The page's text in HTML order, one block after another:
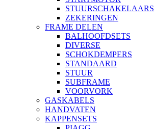
STUURSCHAKELAARS
ZEKERINGEN
FRAME DELEN
BALHOOFDSETS
DIVERSE
SCHOKDEMPERS
STANDAARD
STUUR
SUBFRAME
VOORVORK
GASKABELS
HANDVATEN
KAPPENSETS